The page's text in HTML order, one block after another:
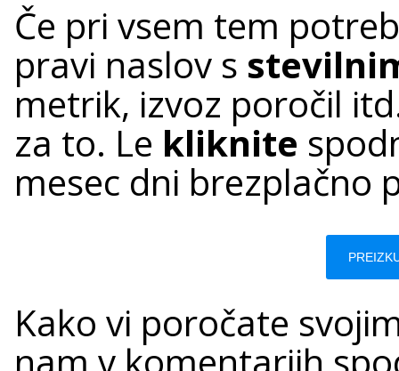
Če pri vsem tem
pravi naslov s
metrik, izvoz poročil
za to. Le kliknite
mesec dni brezplačno
Kako vi poročate